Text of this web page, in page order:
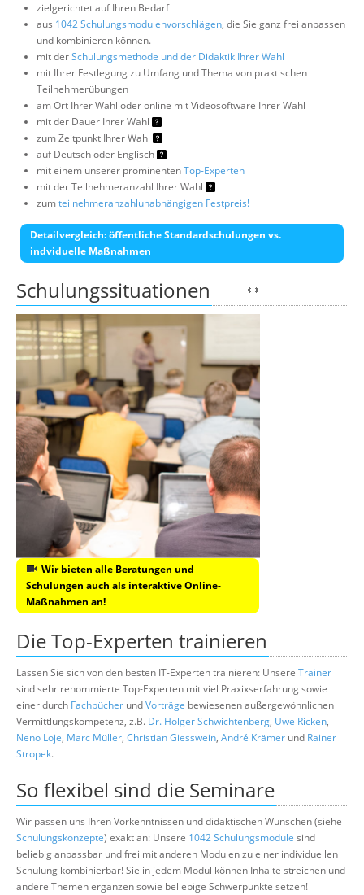
zielgerichtet auf Ihren Bedarf
aus 1042 Schulungsmodulenvorschlägen, die Sie ganz frei anpassen
und kombinieren können.
mit derSchulungsmethode und der Didaktik Ihrer Wahl
mit Ihrer Festlegung zu Umfang und Thema von praktischen
Teilnehmerübungen
am Ort Ihrer Wahl oder online mit Videosoftware Ihrer Wahl
mit der Dauer Ihrer Wahl
zum Zeitpunkt Ihrer Wahl
auf Deutsch oder Englisch
mit einem unserer prominentenTop-Experten
mit der Teilnehmeranzahl Ihrer Wahl
zumteilnehmeranzahlunabhängigen Festpreis!
Detailvergleich: öffentliche Standardschulungen vs.
indviduelle Maßnahmen
Schulungssituationen
Wir bieten alle Beratungen und
Schulungen auch als interaktive Online-
Maßnahmen an!
Die Top-Experten trainieren
Lassen Sie sich von den besten IT-Experten trainieren: Unsere Trainer
sind sehr renommierte Top-Experten mit viel Praxixserfahrung sowie
einer durch Fachbücher undVorträge bewiesenen außergewöhnlichen
Vermittlungskompetenz, z.B. Dr. Holger Schwichtenberg, Uwe Ricken,
Neno Loje, Marc Müller, Christian Giesswein, André Krämer und Rainer
Stropek.
So flexibel sind die Seminare
Wir passen uns Ihren Vorkenntnissen und didaktischen Wünschen (siehe
Schulungskonzepte) exakt an: Unsere 1042 Schulungsmodule sind
beliebig anpassbar und frei mit anderen Modulen zu einer individuellen
Schulung kombinierbar! Sie in jedem Modul können Inhalte streichen und
andere Themen ergänzen sowie beliebige Schwerpunkte setzen!